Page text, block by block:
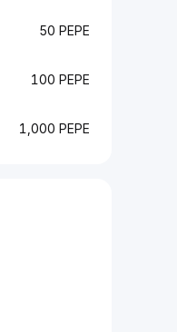
50 PEPE
100 PEPE
1,000 PEPE